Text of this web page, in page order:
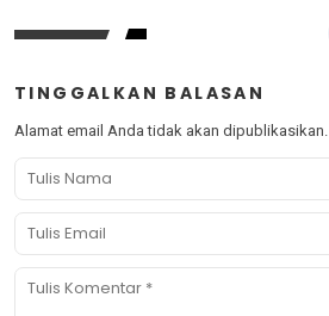
TINGGALKAN BALASAN
Alamat email Anda tidak akan dipublikasikan.